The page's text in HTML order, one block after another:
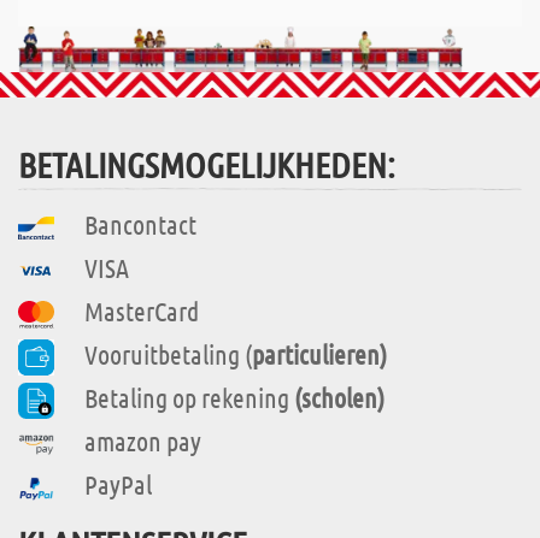
BETALINGSMOGELIJKHEDEN:
Bancontact
VISA
MasterCard
Vooruitbetaling (particulieren)
Betaling op rekening (scholen)
amazon pay
PayPal